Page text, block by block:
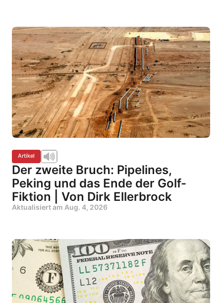
Artikel
Der zweite Bruch: Pipelines,
Peking und das Ende der Golf-
Fiktion | Von Dirk Ellerbrock
Aktualisiert am Aug. 4, 2026